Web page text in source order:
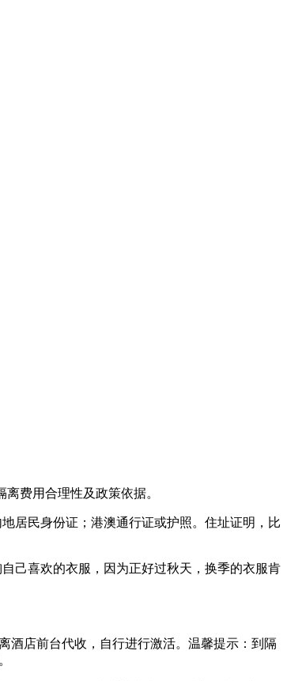
费用合理性及政策依据。
居民身份证；港澳通行证或护照。住址证明，比
己喜欢的衣服，因为正好过秋天，换季的衣服肯
酒店前台代收，自行进行激活。温馨提示：到隔